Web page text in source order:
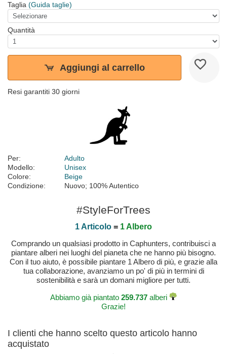
Taglia (Guida taglie)
Quantità
Aggiungi al carrello
Resi garantiti 30 giorni
Per:
Adulto
Modello:
Unisex
Colore:
Beige
Condizione:
Nuovo; 100% Autentico
#StyleForTrees
1 Articolo = 1 Albero
Comprando un qualsiasi prodotto in Caphunters, contribuisci a
piantare alberi nei luoghi del pianeta che ne hanno più bisogno.
Con il tuo aiuto, è possibile piantare 1 Albero di più, e grazie alla
tua collaborazione, avanziamo un po' di più in termini di
sostenibilità e sarà un domani migliore per tutti.
Abbiamo già piantato 259.737 alberi
Grazie!
I clienti che hanno scelto questo articolo hanno
acquistato